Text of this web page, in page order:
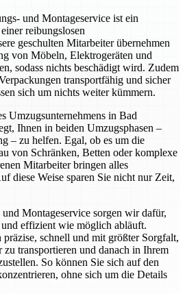
und Montageservice ist ein
reibungslosen
geschulten Mitarbeiter übernehmen
von Möbeln, Elektrogeräten und
sodass nichts beschädigt wird. Zudem
transportfähig und sicher
sich um nichts weiter kümmern.
Umzugsunternehmens in Bad
Ihnen in beiden Umzugsphasen –
– zu helfen. Egal, ob es um die
von Schränken, Betten oder komplexe
Mitarbeiter bringen alles
diese Weise sparen Sie nicht nur Zeit,
Montageservice sorgen wir dafür,
effizient wie möglich abläuft.
schnell und mit größter Sorgfalt,
zu transportieren und danach in Ihrem
So können Sie sich auf den
ohne sich um die Details